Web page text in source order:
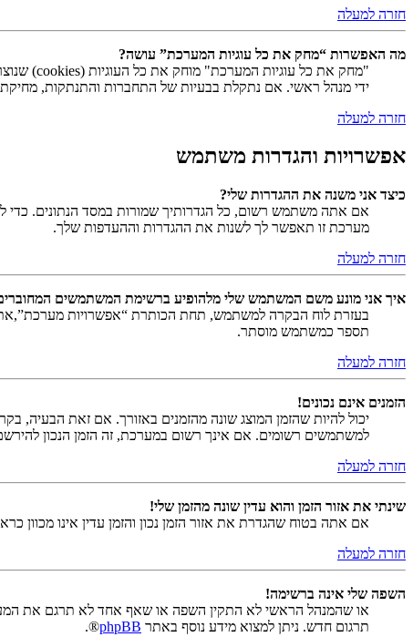
חזרה למעלה
מה האפשרות “מחק את כל עוגיות המערכת” עושה?
ידי מנהל ראשי. אם נתקלת בבעיות של התחברות והתנתקות, מחיקת
חזרה למעלה
אפשרויות והגדרות משתמש
כיצד אני משנה את ההגדרות שלי?
אם אתה משתמש רשום, כל הגדרותיך שמורות במסד הנתונים. כדי
מערכת זו תאפשר לך לשנות את ההגדרות וההעדפות שלך.
חזרה למעלה
איך אני מונע משם המשתמש שלי מלהופיע ברשימת המשתמשים
בעזרת לוח הבקרה למשתמש, תחת הכותרת “אפשרויות
תספר כמשתמש מוסתר.
חזרה למעלה
הזמנים אינם נכונים!
יכול להיות שהזמן המוצג שונה מהזמנים באזורך. אם זאת הבעיה,
למשתמשים רשומים. אם אינך רשום במערכת, זה הזמן הנכון
חזרה למעלה
שינתי את אזור הזמן והוא עדין שונה מהזמן שלי!
אם אתה בטוח שהגדרת את אזור הזמן נכון והזמן עדין אינו מכוון
חזרה למעלה
השפה שלי אינה ברשימה!
או שהמנהל הראשי לא התקין השפה או שאף אחד לא תרגם את
תרגום חדש. ניתן למצוא מידע נוסף באתר phpBB
®.